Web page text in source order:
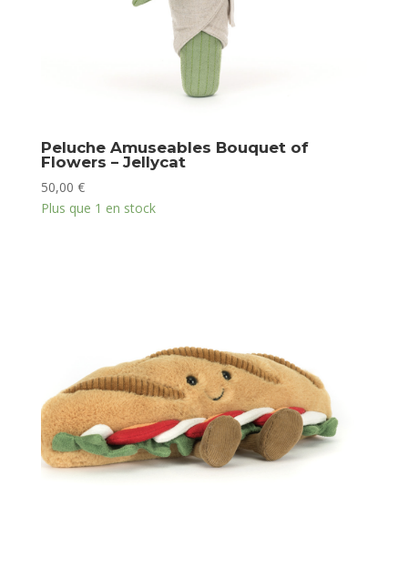
Peluche Amuseables Bouquet of
Flowers – Jellycat
50,00 €
Plus que 1 en stock